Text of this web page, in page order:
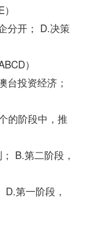
开； D.决策
）
投资经济；
的阶段中，推
B.第二阶段，
第一阶段，